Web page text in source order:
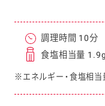
調理時間 10分
食塩相当量 1.9g
※エネルギー・食塩相当